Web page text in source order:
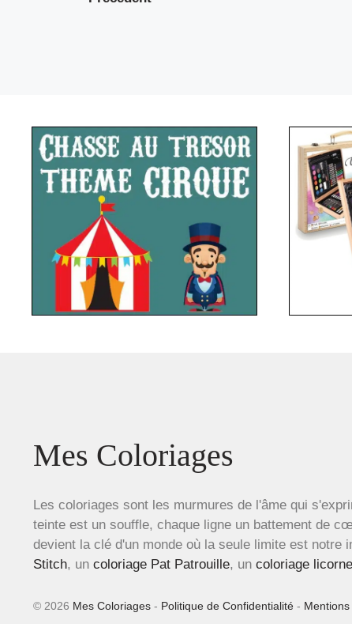
Mes Coloriages
Les coloriages sont les murmures de l'âme qui
teinte est un souffle, chaque ligne un battement de
devient la clé d'un monde où la seule limite est notre
Stitch, un coloriage Pat Patrouille, un coloriage licorne
© 2026 Mes Coloriages - Politique de Confidentialité -